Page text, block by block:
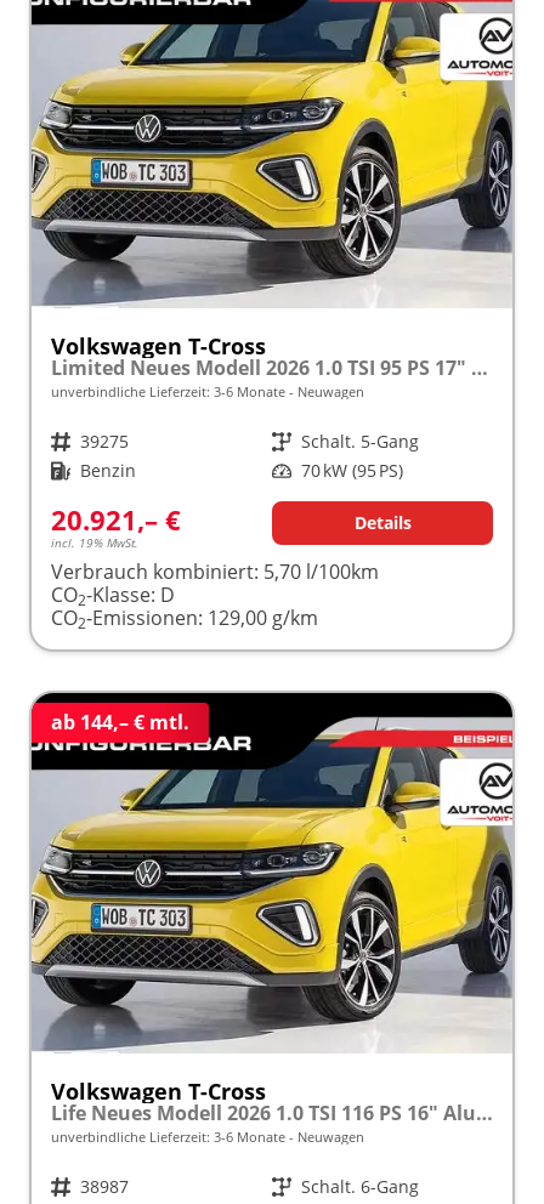
Volkswagen T-Cross
Limited Neues Modell 2026 1.0 TSI 95 PS 17" Kamera, Alu, Parksensoren vo/hi, LED-Scheinwerfer, Radio Composition 8", App-Connect, Klima, M-Lederlenkrad, Digitales Cockpit, Müdigkeitserkennung, Dachreling, Lane Assist, Armlehne vorn
unverbindliche Lieferzeit: 3-6 Monate Neuwagen
Fahrzeugnr. 39275 Getriebe Schalt. 5-Gang
Kraftstoff Benzin Leistung 70 kW (95 PS)
20.921,– €
incl. 19% MwSt.
Details
Verbrauch kombiniert: 5,70 l/100km
CO2-Klasse: D
CO2-Emissionen: 129,00 g/km
ab 144,– € mtl.
Volkswagen T-Cross
Life Neues Modell 2026 1.0 TSI 116 PS 16" Alu, Parksensoren vo/hi, LED-Scheinwerfer, Radio Composition 8", App-Connect, Klima, M-Lederlenkrad, Digitales Cockpit, Müdigkeitserkennung, Dachreling, Lane Assist, Armlehne vorn
unverbindliche Lieferzeit: 3-6 Monate Neuwagen
Fahrzeugnr. 38987 Getriebe Schalt. 6-Gang